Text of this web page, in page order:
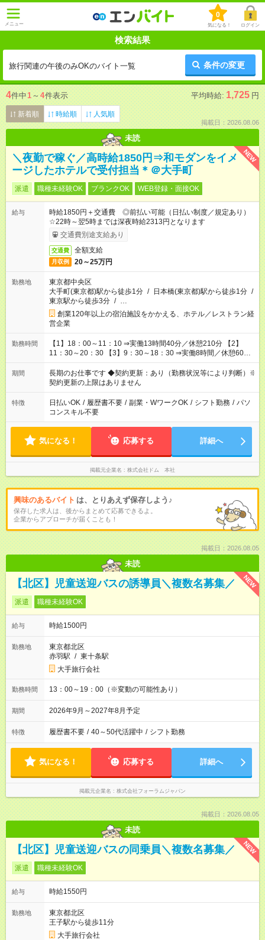
メニュー
0
気になる！ ログイン
検索結果
旅行関連の午後のみOKのバイト一覧 条件の変更
4件中1 ～ 4件表示 平均時給: 1,725 円
新着順 時給順 人気順
掲載日：2026.08.06
未読
NEW
＼夜勤で稼ぐ／高時給1850円⇒和モダンをイメ
ージしたホテルで受付担当＊＠大手町
派遣 職種未経験OK ブランクOK WEB登録・面接OK
給与
時給1850円＋交通費 ◎前払い可能（日払い制度／規定あり）
☆22時～翌5時までは深夜時給2313円となります
交通費別途支給あり
交通費 全額支給
月収例 20～25万円
勤務地
東京都中央区
大手町(東京都)駅から徒歩1分 / 日本橋(東京都)駅から徒歩1分 /
東京駅から徒歩3分 / …
創業120年以上の宿泊施設をかかえる、ホテル／レストラン経
営企業
勤務時間
【1】18：00～11：10 ⇒実働13時間40分／休憩210分 【2】
11：30～20：30 【3】9：30～18：30 ⇒実働8時間／休憩60分
※週20時間以上の勤務必須 ※【1】のシフトは必須でご対応いた
だきます。 ※シフト例 【1】のみの勤務：週2～3日 【1】＋
【2】又は【3】の場合、【2】又は【3】は 必ず2日以上必要と
なります。
期間
長期のお仕事です ◆契約更新：あり（勤務状況等により判断）※
契約更新の上限はありません
特徴 日払いOK / 履歴書不要 / 副業・WワークOK / シフト勤務 / パソ
コンスキル不要
気になる！ 応募する 詳細へ
掲載元企業名 株式会社ドム 本社
興味のあるバイト は、とりあえず保存しよう♪
保存した求人は、後からまとめて応募できるよ。
企業からアプローチが届くことも！
掲載日：2026.08.05
未読
NEW
【北区】児童送迎バスの誘導員＼複数名募集／
派遣 職種未経験OK
給与 時給1500円
勤務地
東京都北区
赤羽駅 / 東十条駅
大手旅行会社
勤務時間 13：00～19：00（※変動の可能性あり）
期間 2026年9月～2027年8月予定
特徴 履歴書不要 / 40～50代活躍中 / シフト勤務
気になる！ 応募する 詳細へ
掲載元企業名 株式会社フォーラムジャパン
掲載日：2026.08.05
未読
NEW
【北区】児童送迎バスの同乗員＼複数名募集／
派遣 職種未経験OK
給与 時給1550円
勤務地
東京都北区
王子駅から徒歩11分
大手旅行会社